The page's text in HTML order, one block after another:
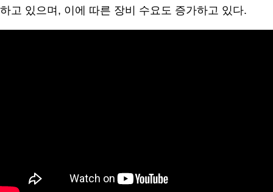
하고 있으며, 이에 따른 장비 수요도 증가하고 있다.